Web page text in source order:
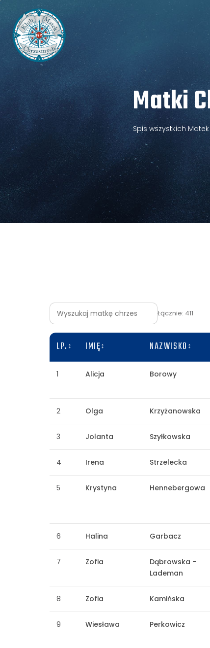
Matki
Spis wszystkich
Łącznie: 411
LP. IMIĘ NAZWISKO
1 Alicja Borowy
2 Olga Krzyżanowska
3 Jolanta Szyłkowska
4 Irena Strzelecka
5 Krystyna Hennebergowa
6 Halina Garbacz
7 Zofia
Dąbrowska -
Lademan
8 Zofia Kamińska
9 Wiesława Perkowicz